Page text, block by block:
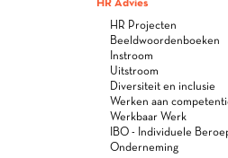
HR Projecten
Beeldwoordenboeken
Instroom
Uitstroom
Diversiteit en inclusie
Werken aan
Werkbaar Werk
IBO - Individuele
Onderneming